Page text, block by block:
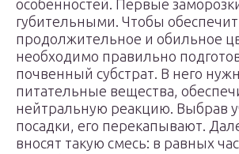
особенностей. Первые
губительными. Чтобы
продолжительное и обильное
необходимо правильно
почвенный субстрат. В него
питательные вещества,
нейтральную реакцию. Выбрав
посадки, его перекапывают.
вносят такую смесь: в равных